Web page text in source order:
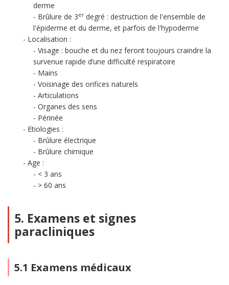
derme
Brûlure de 3erdegré : destruction de l'ensemble de
l'épiderme et du derme, et parfois de l'hypoderme
Localisation :
Visage : bouche et du nez feront toujours craindre la
survenue rapide d’une difficulté respiratoire
Mains
Voisinage des orifices naturels
Articulations
Organes des sens
Périnée
Etiologies :
Brûlure électrique
Brûlure chimique
Age :
< 3 ans
> 60 ans
5. Examens et signes
paracliniques
5.1 Examens médicaux